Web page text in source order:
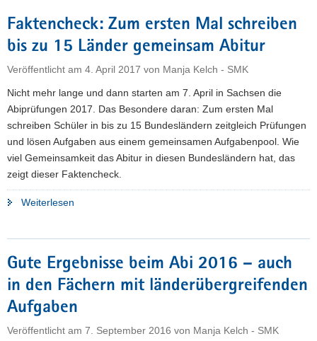
e
n
e
N
a
v
i
g
a
Faktencheck: Zum ersten Mal schreiben
bis zu 15 Länder gemeinsam Abitur
Veröffentlicht am 4. April 2017 von Manja Kelch - SMK
Nicht mehr lange und dann starten am 7. April in Sachsen die
Abiprüfungen 2017. Das Besondere daran: Zum ersten Mal
schreiben Schüler in bis zu 15 Bundesländern zeitgleich Prüfungen
und lösen Aufgaben aus einem gemeinsamen Aufgabenpool. Wie
viel Gemeinsamkeit das Abitur in diesen Bundesländern hat, das
zeigt dieser Faktencheck.
Weiterlesen
schreiben
bis
15
Länder
Gute Ergebnisse beim Abi 2016 – auch
in den Fächern mit länderübergreifenden
Aufgaben
Veröffentlicht am 7. September 2016 von Manja Kelch - SMK